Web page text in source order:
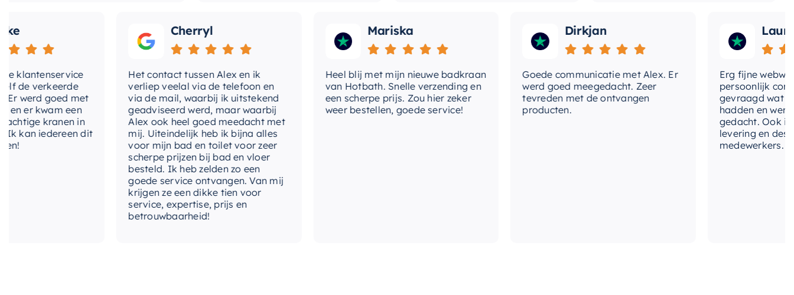
verkeerde
goed met
kwam een
kranen in
iedereen dit
Cherryl
Het contact tussen Alex en ik
verliep veelal via de telefoon en
via de mail, waarbij ik uitstekend
geadviseerd werd, maar waarbij
Alex ook heel goed meedacht met
mij. Uiteindelijk heb ik bijna alles
voor mijn bad en toilet voor zeer
scherpe prijzen bij bad en vloer
besteld. Ik heb zelden zo een
goede service ontvangen. Van mij
krijgen ze een dikke tien voor
service, expertise, prijs en
betrouwbaarheid!
Mariska
Heel blij met mijn nieuwe badkraan
van Hotbath. Snelle verzending en
een scherpe prijs. Zou hier zeker
weer bestellen, goede service!
Dirkjan
Goede communicatie met Alex. Er
werd goed meegedacht. Zeer
tevreden met de ontvangen
producten.
Laura
Erg fijne webwinkel,
persoonlijk contact
gevraagd wat we
hadden en werd met
gedacht. Ook in de
levering en
medewerkers. Wij